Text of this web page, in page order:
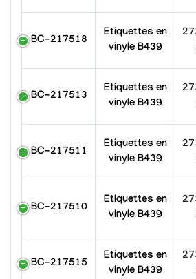
BC-217518
Etiquettes en
vinyle B439
BC-217513
Etiquettes en
vinyle B439
BC-217511
Etiquettes en
vinyle B439
BC-217510
Etiquettes en
vinyle B439
BC-217515
Etiquettes en
vinyle B439